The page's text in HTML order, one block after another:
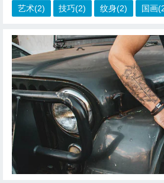
艺术(2) 技巧(2) 纹身(2) 国画